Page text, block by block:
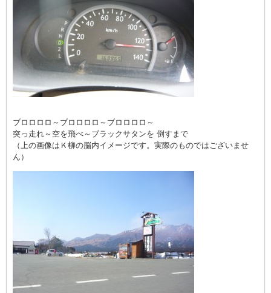
ブロロロロ～ブロロロロ～ブロロロロ～
突っ走れ～空を飛べ～ブラックサタンを 倒すまで
（上の画像はＫ柳の脳内イメージです。実際のものではございませ
ん）